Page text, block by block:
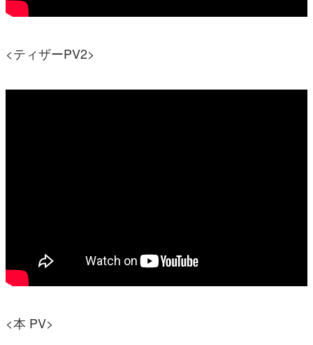
<ティザーPV2>
<本 PV>